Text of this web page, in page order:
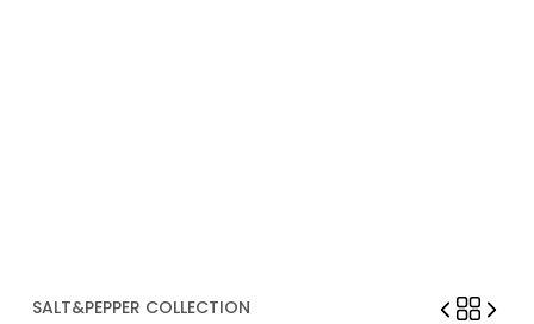
SALT&PEPPER COLLECTION